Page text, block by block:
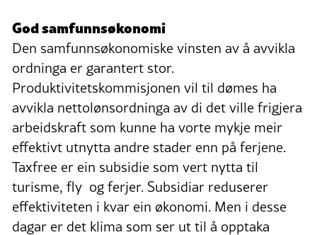
God samfunnsøkonomi
Den samfunnsøkonomiske vinsten av å avvikla
ordninga er garantert stor.
Produktivitetskommisjonen vil til dømes ha
avvikla nettolønsordninga av di det ville frigjera
arbeidskraft som kunne ha vorte mykje meir
effektivt utnytta andre stader enn på ferjene.
Taxfree er ein subsidie som vert nytta til
turisme, fly og ferjer. Subsidiar reduserer
effektiviteten i kvar ein økonomi. Men i desse
dagar er det klima som ser ut til å opptaka